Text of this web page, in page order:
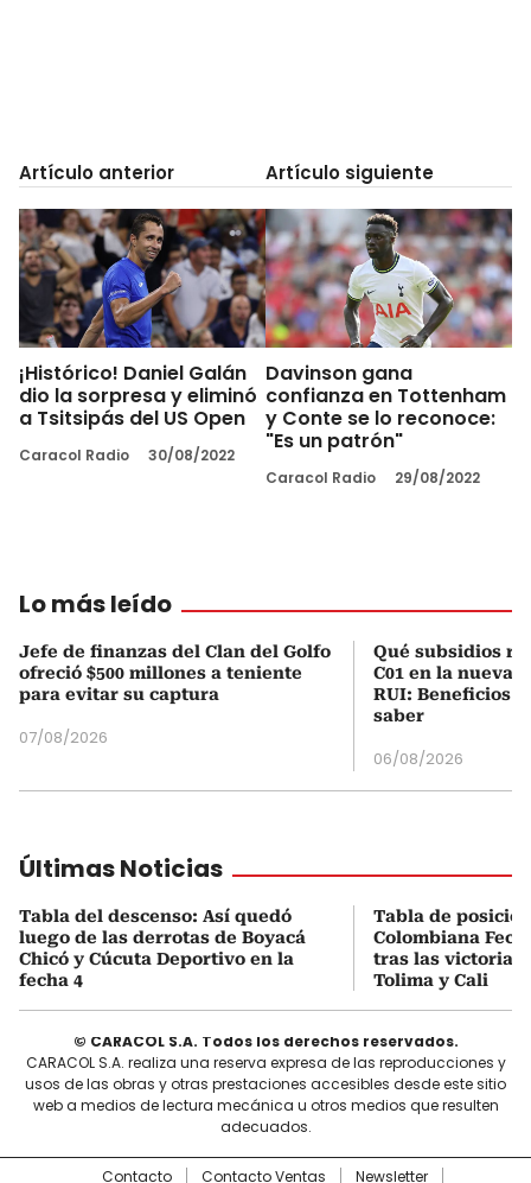
Artículo anterior
¡Histórico! Daniel Galán
dio la sorpresa y eliminó
a Tsitsipás del US Open
Caracol Radio 30/08/2022
Artículo siguiente
Davinson gana
confianza en Tottenham
y Conte se lo reconoce:
"Es un patrón"
Caracol Radio 29/08/2022
Lo más leído
Jefe de finanzas del Clan del Golfo
ofreció $500 millones a teniente
para evitar su captura
07/08/2026
Qué subsidios
C01 en la nueva
RUI: Beneficios
saber
06/08/2026
Últimas Noticias
Tabla del descenso: Así quedó
luego de las derrotas de Boyacá
Chicó y Cúcuta Deportivo en la
fecha 4
Tabla de
Colombiana
tras las victorias
Tolima y Cali
© CARACOL S.A. Todos los derechos reservados.
CARACOL S.A. realiza una reserva expresa de las reproducciones y
usos de las obras y otras prestaciones accesibles desde este sitio
web a medios de lectura mecánica u otros medios que resulten
adecuados.
Contacto Contacto Ventas Newsletter